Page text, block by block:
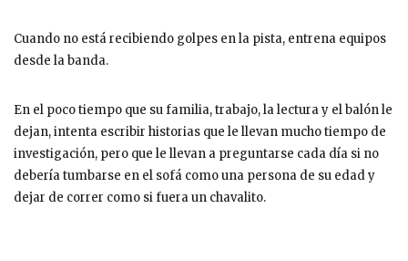
Cuando no está recibiendo golpes en la pista, entrena equipos
desde la banda.
En el poco tiempo que su familia, trabajo, la lectura y el balón le
dejan, intenta escribir historias que le llevan mucho tiempo de
investigación, pero que le llevan a preguntarse cada día si no
debería tumbarse en el sofá como una persona de su edad y
dejar de correr como si fuera un chavalito.